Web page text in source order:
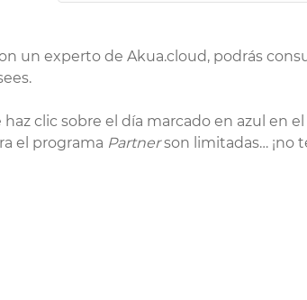
un experto de Akua.cloud, podrás
clic sobre el día marcado en azul en
el programa Partnerson limitadas… ¡no